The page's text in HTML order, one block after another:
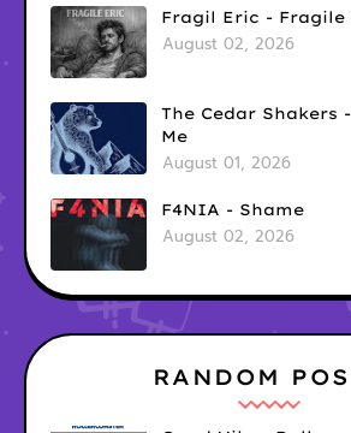
Fragil Eric - Fragile
August 02, 2026
The Cedar Shakers
Me
August 01, 2026
F4NIA - Shame
August 02, 2026
RANDOM